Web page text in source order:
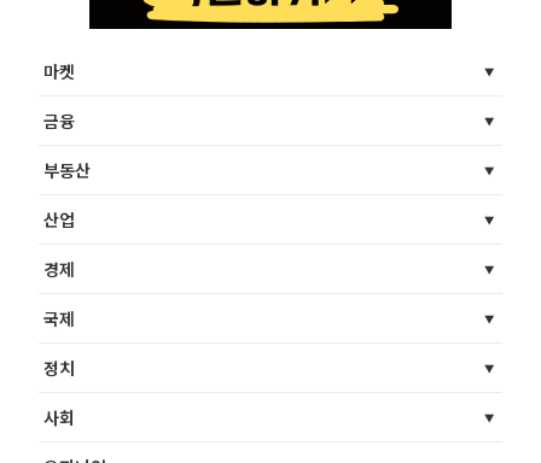
마켓
금융
부동산
산업
경제
국제
정치
사회